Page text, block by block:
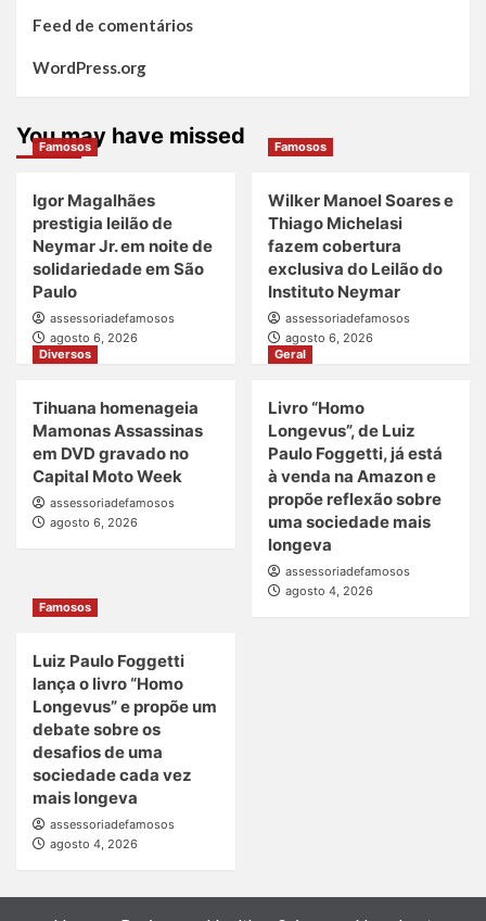
Feed de comentários
WordPress.org
You may have missed
Famosos
Igor Magalhães
prestigia leilão de
Neymar Jr. em noite de
solidariedade em São
Paulo
assessoriadefamosos
agosto 6, 2026
Famosos
Wilker Manoel Soares e
Thiago Michelasi
fazem cobertura
exclusiva do Leilão do
Instituto Neymar
assessoriadefamosos
agosto 6, 2026
Diversos
Tihuana homenageia
Mamonas Assassinas
em DVD gravado no
Capital Moto Week
assessoriadefamosos
agosto 6, 2026
Geral
Livro “Homo
Longevus”, de Luiz
Paulo Foggetti, já está
à venda na Amazon e
propõe reflexão sobre
uma sociedade mais
longeva
assessoriadefamosos
agosto 4, 2026
Famosos
Luiz Paulo Foggetti
lança o livro “Homo
Longevus” e propõe um
debate sobre os
desafios de uma
sociedade cada vez
mais longeva
assessoriadefamosos
agosto 4, 2026